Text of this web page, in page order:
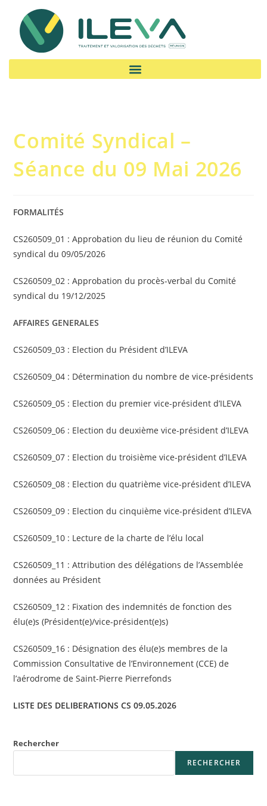
Comité Syndical –
Séance du 09 Mai 2026
FORMALITÉS
CS260509_01 : Approbation du lieu de réunion du Comité
syndical du 09/05/2026
CS260509_02 : Approbation du procès-verbal du Comité
syndical du 19/12/2025
AFFAIRES GENERALES
CS260509_03 : Election du Président d’ILEVA
CS260509_04 : Détermination du nombre de vice-présidents
CS260509_05 : Election du premier vice-président d’ILEVA
CS260509_06 : Election du deuxième vice-président d’ILEVA
CS260509_07 : Election du troisième vice-président d’ILEVA
CS260509_08 : Election du quatrième vice-président d’ILEVA
CS260509_09 : Election du cinquième vice-président d’ILEVA
CS260509_10 : Lecture de la charte de l’élu local
CS260509_11 : Attribution des délégations de l’Assemblée
données au Président
CS260509_12 : Fixation des indemnités de fonction des
élu(e)s (Président(e)/vice-président(e)s)
CS260509_16 : Désignation des élu(e)s membres de la
Commission Consultative de l’Environnement (CCE) de
l’aérodrome de Saint-Pierre Pierrefonds
LISTE DES DELIBERATIONS CS 09.05.2026
Rechercher
RECHERCHER